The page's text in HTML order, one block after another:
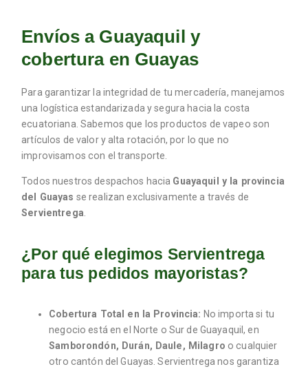
Envíos a Guayaquil y
cobertura en Guayas
Para garantizar la integridad de tu mercadería, manejamos
una logística estandarizada y segura hacia la costa
ecuatoriana. Sabemos que los productos de vapeo son
artículos de valor y alta rotación, por lo que no
improvisamos con el transporte.
Todos nuestros despachos hacia Guayaquil y la provincia
del Guayas se realizan exclusivamente a través de
Servientrega
¿Por qué elegimos Servientrega
para tus pedidos mayoristas?
Cobertura Total en la Provincia: No importa si tu
negocio está en el Norte o Sur de Guayaquil, en
Samborondón, Durán, Daule, Milagro o cualquier
otro cantón del Guayas. Servientrega nos garantiza